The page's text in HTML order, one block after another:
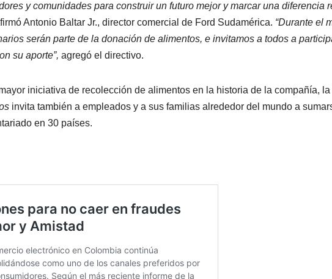
y comunidades para construir un futuro mejor y marcar una diferencia
Antonio Baltar Jr., director comercial de Ford Sudamérica. “Durante el
serán parte de la donación de alimentos, e invitamos a todos a
su aporte”, agregó el directivo.
iniciativa de recolección de alimentos en la historia de la compañía, la
invita también a empleados y a sus familias alrededor del mundo a
en 30 países.